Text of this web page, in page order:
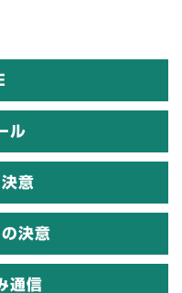
ル
意
決意
通信